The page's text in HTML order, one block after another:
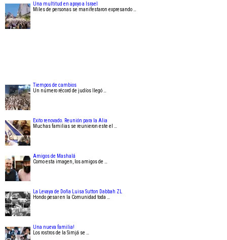
Una multitud en apoyo a Israel
Miles de personas se manifestaron expresando …
Tiempos de cambios
Un número récord de judíos llegó …
Exito renovado. Reunión para la Alia
Muchas familias se reunieron este el …
Amigos de Mashalá
Como esta imagen, los amigos de …
La Levaya de Doña Luisa Sutton Dabbah ZL
Hondo pesar en la Comunidad toda …
Una nueva familia!
Los rostros de la Simjá se …